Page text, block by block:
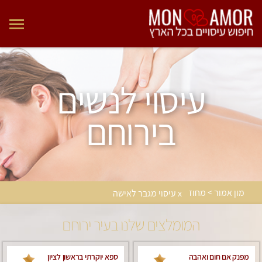
עיסוי לנשים
בירוחם
מון אמור > מחוז x עיסוי מגבר לאישה
המומלצים שלנו בעיר ירוחם
מפנק אם חום ואהבה
ספא יוקרתי בראשון לציון